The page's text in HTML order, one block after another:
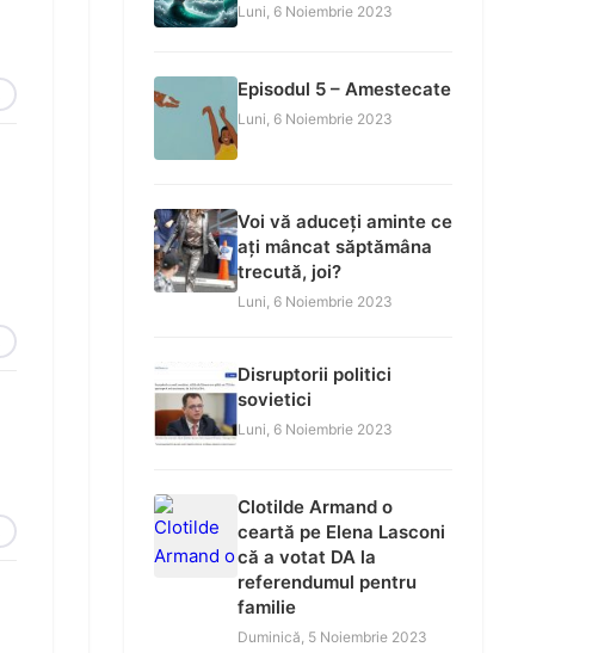
Luni, 6 Noiembrie 2023
Episodul 5 – Amestecate
Luni, 6 Noiembrie 2023
Voi vă aduceți aminte ce
ați mâncat săptămâna
trecută, joi?
Luni, 6 Noiembrie 2023
Disruptorii politici
sovietici
Luni, 6 Noiembrie 2023
Clotilde Armand o
ceartă pe Elena Lasconi
că a votat DA la
referendumul pentru
familie
Duminică, 5 Noiembrie 2023